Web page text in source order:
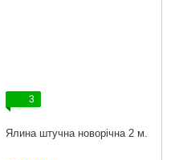
3
Ялина штучна новорічна 2 м.